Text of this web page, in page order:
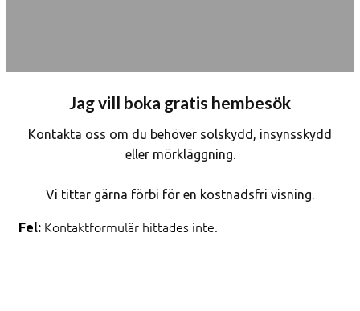
Jag vill boka gratis hembesök
Kontakta oss om du behöver solskydd, insynsskydd
eller mörkläggning.
Vi tittar gärna förbi för en kostnadsfri visning.
Fel: Kontaktformulär hittades inte.